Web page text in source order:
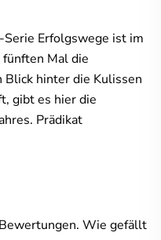
Erfolgswege ist im
fünften Mal die
Blick hinter die Kulissen
gibt es hier die
Prädikat
Bewertungen. Wie gefällt